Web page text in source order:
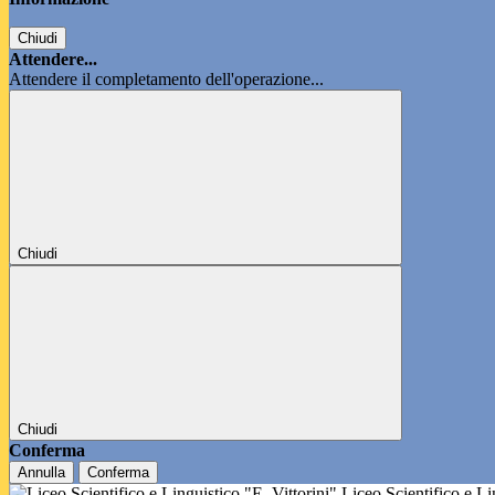
Chiudi
Attendere...
Attendere il completamento dell'operazione...
Chiudi
Chiudi
Conferma
Annulla Conferma